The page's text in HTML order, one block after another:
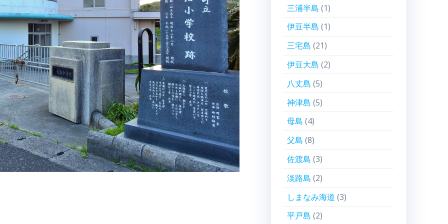
三浦半島 (1)
伊豆半島 (1)
三宅島 (21)
伊豆大島 (2)
八丈島 (5)
神津島 (5)
母島 (4)
父島 (8)
佐渡島 (3)
淡路島 (2)
しまなみ海道 (3)
平戸島 (2)